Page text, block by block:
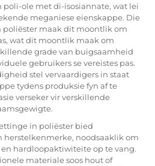
poli-ole met di-isosiannate, wat lei
meganiese eienskappe. Die
maak dit moontlik om
wat dit moontlik maak om
grade van buigsaamheid
gebruikers se vereistes pas.
stel vervaardigers in staat
tydens produksie fyn af te
verseker vir verskillende
in poliëster bied
herstelkenmerke, noodsaaklik om
hardloopaktiwiteite op te vang.
materiale soos hout of